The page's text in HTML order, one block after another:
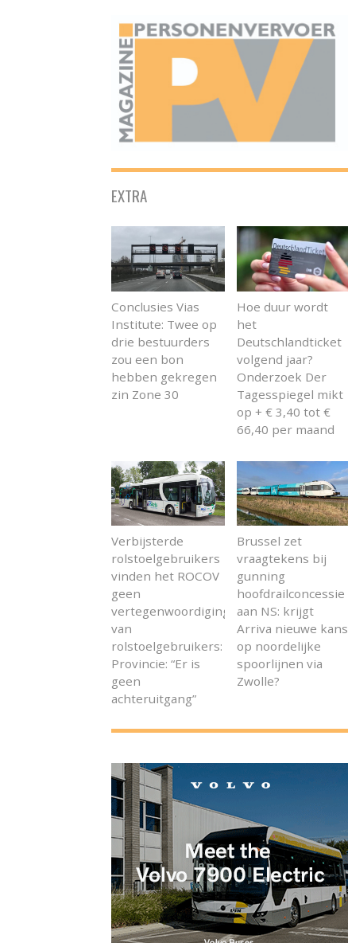
EXTRA
Conclusies Vias
Institute: Twee op
drie bestuurders
zou een bon
hebben gekregen
zin Zone 30
Hoe duur wordt
het
Deutschlandticket
volgend jaar?
Onderzoek Der
Tagesspiegel mikt
op + € 3,40 tot €
66,40 per maand
Verbijsterde
rolstoelgebruikers
vinden het ROCOV
geen
vertegenwoordiging
van
rolstoelgebruikers:
Provincie: “Er is
geen
achteruitgang”
Brussel zet
vraagtekens bij
gunning
hoofdrailconcessie
aan NS: krijgt
Arriva nieuwe kans
op noordelijke
spoorlijnen via
Zwolle?